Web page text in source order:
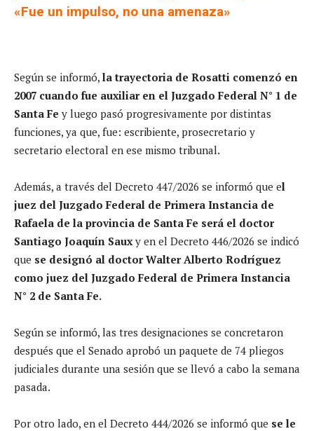
«Fue un impulso, no una amenaza»
Según se informó, la trayectoria de Rosatti comenzó en
2007 cuando fue auxiliar en el Juzgado Federal N° 1 de
Santa Fe y luego pasó progresivamente por distintas
funciones, ya que, fue: escribiente, prosecretario y
secretario electoral en ese mismo tribunal.
Además, a través del Decreto 447/2026 se informó que el
juez del Juzgado Federal de Primera Instancia de
Rafaela de la provincia de Santa Fe será el doctor
Santiago Joaquín Saux y en el Decreto 446/2026 se indicó
que se designó al doctor Walter Alberto Rodríguez
como juez del Juzgado Federal de Primera Instancia
N° 2 de Santa Fe.
Según se informó, las tres designaciones se concretaron
después que el Senado aprobó un paquete de 74 pliegos
judiciales durante una sesión que se llevó a cabo la semana
pasada.
Por otro lado, en el Decreto 444/2026 se informó que se le